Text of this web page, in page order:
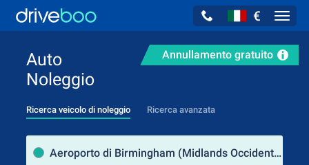
€
Annullamento gratuito
Auto
Noleggio
Ricerca veicolo di noleggio Ricerca avanzata
Aeroporto di Birmingham (Midlands Occidentali / Gran Bretagna)